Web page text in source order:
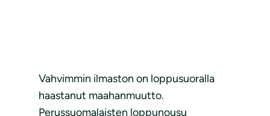
Vahvimmin ilmaston on loppusuoralla
haastanut maahanmuutto.
Perussuomalaisten loppunousu